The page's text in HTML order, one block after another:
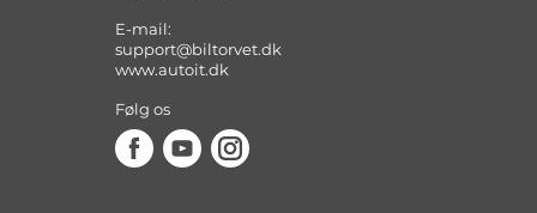
E-mail:
support@biltorvet.dk
www.autoit.dk
Følg os